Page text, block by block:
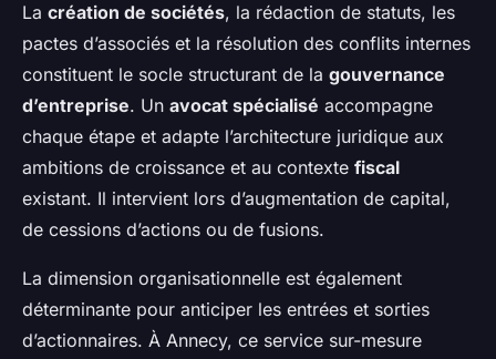
La création de sociétés, la rédaction de statuts, les
pactes d’associés et la résolution des conflits internes
constituent le socle structurant de la gouvernance
d’entreprise. Un avocat spécialisé accompagne
chaque étape et adapte l’architecture juridique aux
ambitions de croissance et au contexte fiscal
existant. Il intervient lors d’augmentation de capital,
de cessions d’actions ou de fusions.
La dimension organisationnelle est également
déterminante pour anticiper les entrées et sorties
d’actionnaires. À Annecy, ce service sur-mesure